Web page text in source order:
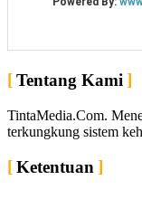
Tentang Kami
TintaMedia.Com.
terkungkung sistem
Ketentuan